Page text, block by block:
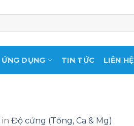
ỨNG DỤNG TIN TỨC LIÊN HỆ
in Độ cứng (Tổng, Ca & Mg)